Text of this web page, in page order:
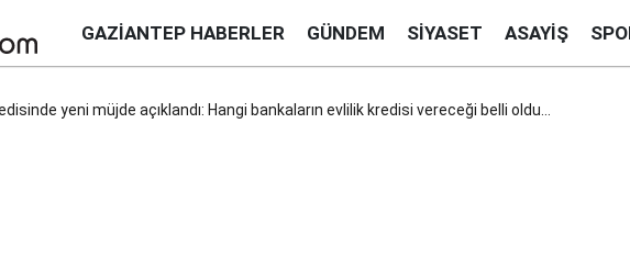
GAZIANTEP HABERLER GÜNDEM SIYASET ASAYIŞ
yeni müjde açıklandı: Hangi bankaların evlilik kredisi vereceği belli oldu…